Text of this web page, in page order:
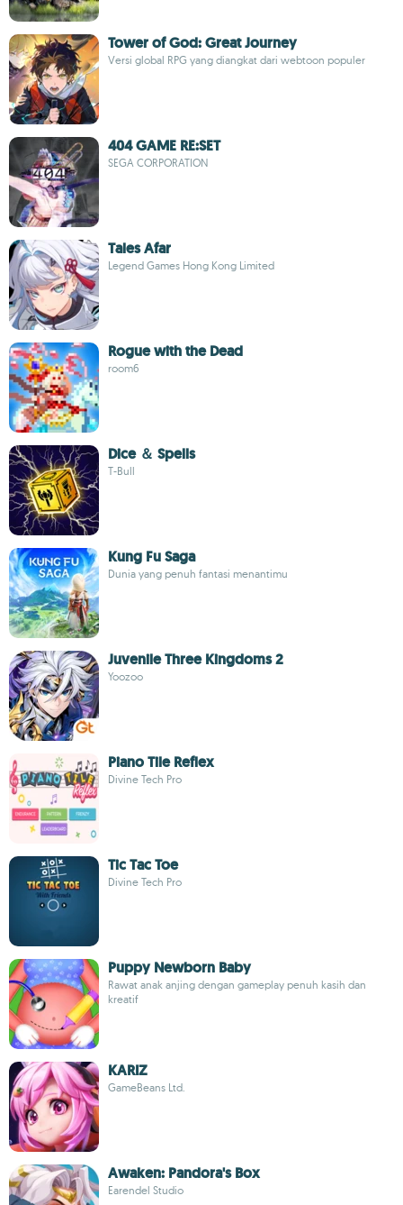
Tower of God: Great Journey
Versi global RPG yang diangkat dari webtoon populer
404 GAME RE:SET
SEGA CORPORATION
Tales Afar
Legend Games Hong Kong Limited
Rogue with the Dead
room6
Dice ＆ Spells
T-Bull
Kung Fu Saga
Dunia yang penuh fantasi menantimu
Juvenile Three Kingdoms 2
Yoozoo
Piano Tile Reflex
Divine Tech Pro
Tic Tac Toe
Divine Tech Pro
Puppy Newborn Baby
Rawat anak anjing dengan gameplay penuh kasih dan
kreatif
KARIZ
GameBeans Ltd.
Awaken: Pandora's Box
Earendel Studio